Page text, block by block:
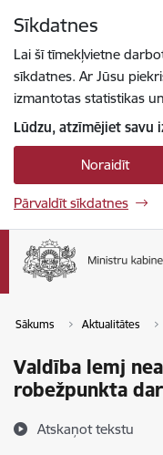
Sīkdatnes
Lai šī tīmekļvietne
sīkdatnes. Ar Jūsu
izmantotas statistikas
Lūdzu, atzīmējiet savu
Noraidīt
Pārvaldīt sīkdatnes
Sākums Aktualitātes
Valdība lemj
robežpunkta
Atskaņot tekstu